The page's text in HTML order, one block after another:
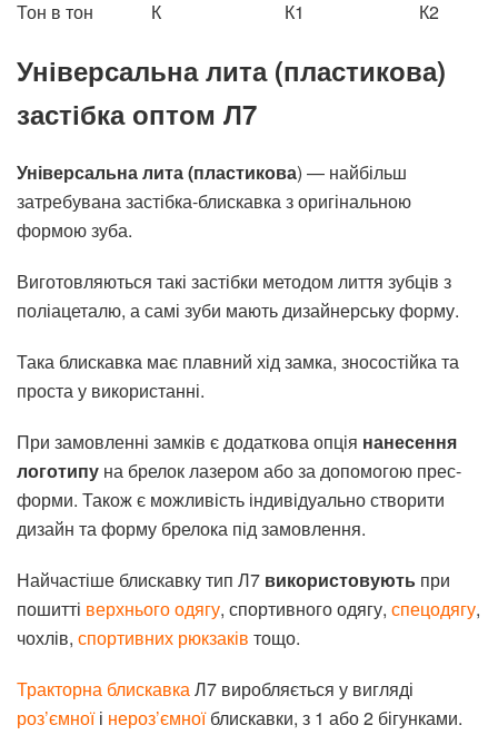
Тон в тон К К1 К2
Універсальна лита (пластикова)
застібка оптом Л7
Універсальна лита (пластикова) — найбільш
затребувана застібка-блискавка з оригінальною
формою зуба.
Виготовляються такі застібки методом лиття зубців з
поліацеталю, а самі зуби мають дизайнерську форму.
Така блискавка має плавний хід замка, зносостійка та
проста у використанні.
При замовленні замків є додаткова опція нанесення
логотипу на брелок лазером або за допомогою прес-
форми. Також є можливість індивідуально створити
дизайн та форму брелока під замовлення.
Найчастіше блискавку тип Л7 використовують при
пошитті верхнього одягу, спортивного одягу, спецодягу,
чохлів, спортивних рюкзаків тощо.
Тракторна блискавкаЛ7 виробляється у вигляді
роз’ємноїі нероз’ємноїблискавки, з 1 або 2 бігунками.